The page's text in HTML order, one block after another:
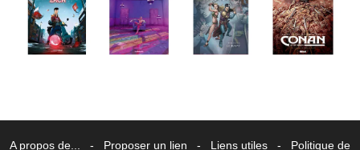
A propos de... - Proposer un lien - Liens utiles - Politique de